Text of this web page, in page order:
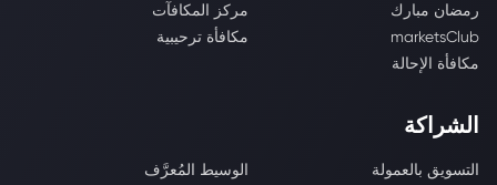
رمضان مبارك
مركز المكافآت
marketsClub
مكافأة ترحيبية
مكافأة الإحالة
الشراكة
التسويق بالعمولة الوسيط المُعرَّف